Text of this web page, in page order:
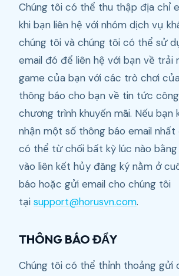
Chúng tôi có thể thu thập địa chỉ
khi bạn liên hệ với nhóm dịch vụ
chúng tôi và chúng tôi có thể sử
email đó để liên hệ với bạn về trải
game của bạn với các trò chơi
thông báo cho bạn về tin tức
chương trình khuyến mãi. Nếu bạn
nhận một số thông báo email nhất
có thể từ chối bất kỳ lúc nào
vào liên kết hủy đăng ký nằm ở
báo hoặc gửi email cho chúng tôi
tại support@horusvn.com.
THÔNG BÁO ĐẨY
Chúng tôi có thể thỉnh thoảng gửi